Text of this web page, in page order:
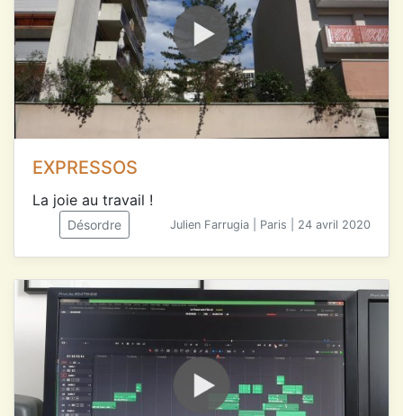
EXPRESSOS
La joie au travail !
Désordre Julien Farrugia | Paris | 24 avril 2020